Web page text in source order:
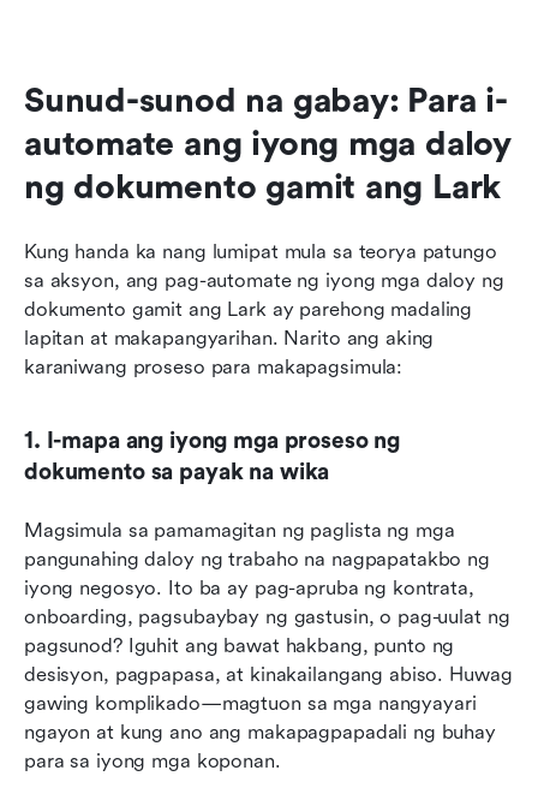
Sunud-sunod na gabay: Para i-
automate ang iyong mga daloy
ng dokumento gamit ang Lark
Kung handa ka nang lumipat mula sa teorya patungo
sa aksyon, ang pag-automate ng iyong mga daloy ng
dokumento gamit ang Lark ay parehong madaling
lapitan at makapangyarihan. Narito ang aking
karaniwang proseso para makapagsimula:
1. I-mapa ang iyong mga proseso ng
dokumento sa payak na wika
Magsimula sa pamamagitan ng paglista ng mga
pangunahing daloy ng trabaho na nagpapatakbo ng
iyong negosyo. Ito ba ay pag-apruba ng kontrata,
onboarding, pagsubaybay ng gastusin, o pag-uulat ng
pagsunod? Iguhit ang bawat hakbang, punto ng
desisyon, pagpapasa, at kinakailangang abiso. Huwag
gawing komplikado—magtuon sa mga nangyayari
ngayon at kung ano ang makapagpapadali ng buhay
para sa iyong mga koponan.